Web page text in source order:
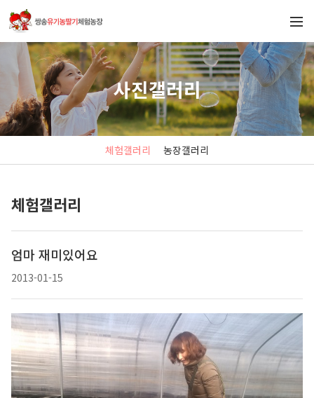
사진갤러리
체험갤러리 농장갤러리
체험갤러리
엄마 재미있어요
2013-01-15